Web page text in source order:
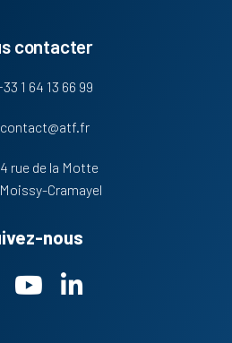
contacter
1 64 13 66 99
contact@atf.fr
rue de la Motte
Cramayel
nous